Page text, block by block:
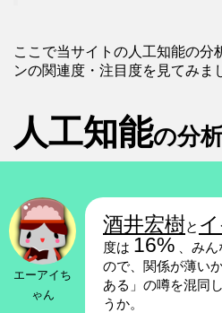
ここで当サイトの人工知能の分
ンの関連度・注目度を見てみま
人工知能の分
エーアイち
ゃん
酒井宏樹と
度は 16% 、み
ので、関係が薄い
ある」の噂を混同
うか。